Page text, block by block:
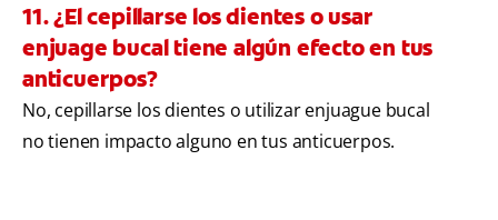
11. ¿El cepillarse los dientes o usar
enjuage bucal tiene algún efecto en tus
anticuerpos?
No, cepillarse los dientes o utilizar enjuague bucal
no tienen impacto alguno en tus anticuerpos.